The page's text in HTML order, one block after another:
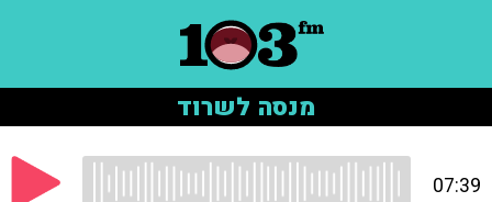
מנסה לשרוד
07:39